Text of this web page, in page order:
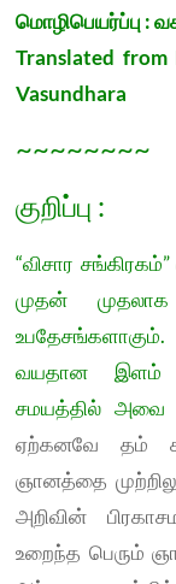
மொழிபெயர்ப்பு :
Translated
Vasundhara
~~~~~~~~
குறிப்பு :
“விசார
முதன்
வயதான இளம்
சமயத்தில் அவை
ஏற்கனவே தம்
ஞானத்தை
அறிவின்
உறைந்த பெரும்